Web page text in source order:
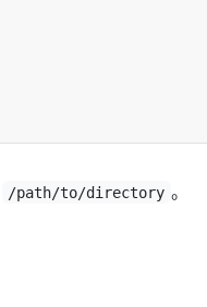
/path/to/directory 。